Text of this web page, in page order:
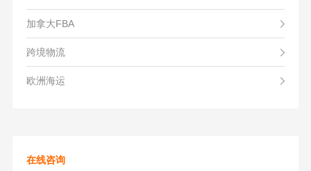
加拿大FBA
跨境物流
欧洲海运
在线咨询